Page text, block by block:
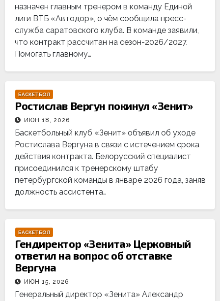
назначен главным тренером в команду Единой
лиги ВТБ «Автодор», о чём сообщила пресс-
служба саратовского клуба. В команде заявили,
что контракт рассчитан на сезон-2026/2027.
Помогать главному…
БАСКЕТБОЛ
Ростислав Вергун покинул «Зенит»
ИЮН 18, 2026
Баскетбольный клуб «Зенит» объявил об уходе
Ростислава Вергуна в связи с истечением срока
действия контракта. Белорусский специалист
присоединился к тренерскому штабу
петербургской команды в январе 2026 года, заняв
должность ассистента…
БАСКЕТБОЛ
Гендиректор «Зенита» Церковный
ответил на вопрос об отставке
Вергуна
ИЮН 15, 2026
Генеральный директор «Зенита» Александр